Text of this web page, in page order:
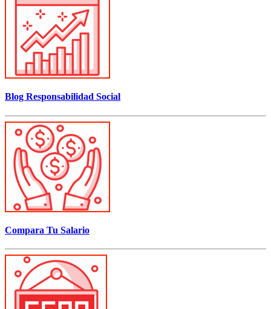
Blog Responsabilidad Social
Compara Tu Salario